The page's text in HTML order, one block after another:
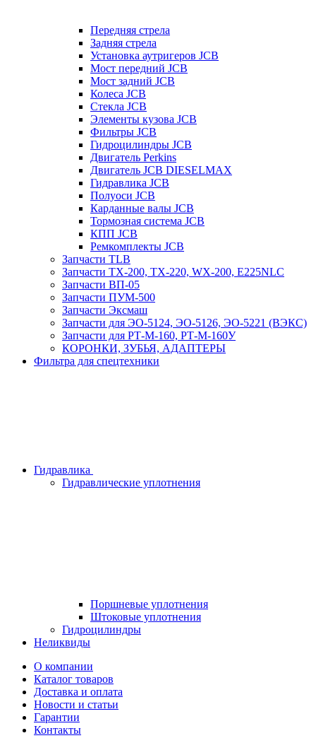
Передняя стрела
Задняя стрела
Установка аутригеров JCB
Мост передний JCB
Мост задний JCB
Колеса JCB
Стекла JCB
Элементы кузова JCB
Фильтры JCB
Гидроцилиндры JCB
Двигатель Perkins
Двигатель JCB DIESELMAX
Гидравлика JCB
Полуоси JCB
Карданные валы JCB
Тормозная система JCB
КПП JCB
Ремкомплекты JCB
Запчасти TLB
Запчасти TX-200, TX-220, WX-200, E225NLC
Запчасти ВП-05
Запчасти ПУМ-500
Запчасти Эксмаш
Запчасти для ЭО-5124, ЭО-5126, ЭО-5221 (ВЭКС)
Запчасти для РТ-М-160, РТ-М-160У
КОРОНКИ, ЗУБЬЯ, АДАПТЕРЫ
Фильтра для спецтехники
Гидравлика
Гидравлические уплотнения
Поршневые уплотнения
Штоковые уплотнения
Гидроцилиндры
Неликвиды
О компании
Каталог товаров
Доставка и оплата
Новости и статьи
Гарантии
Контакты